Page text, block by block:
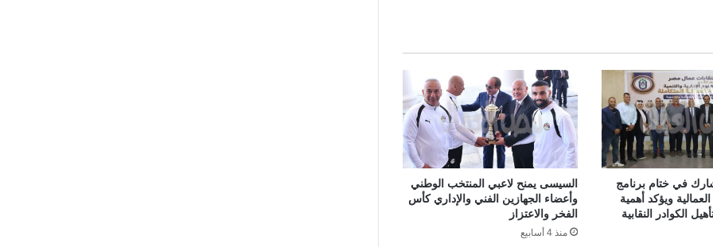
في ختام برنامج
ويؤكد أهمية
الكوادر النقابية
السيسى يمنح لاعبي المنتخب الوطني
وأعضاء الجهازين الفني والإداري كأس
الفخر والاعتزاز
منذ 4 أسابيع